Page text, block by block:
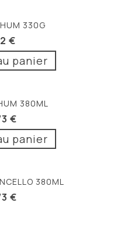
330G
€
panier
380ML
€
panier
380ML
€